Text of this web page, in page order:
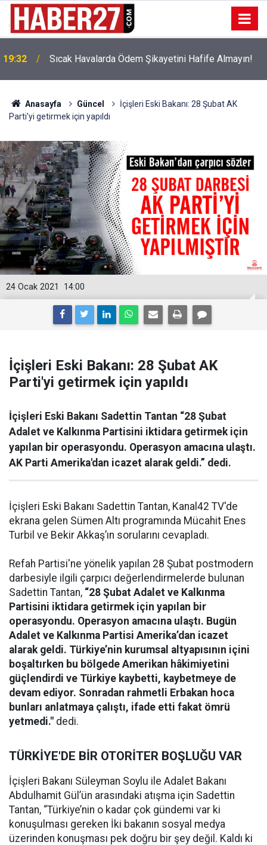
19:32 Sıcak Havalarda Ödem Şikayetini Hafife Almayın!
Anasayfa Güncel
İçişleri Eski Bakanı: 28 Şubat AK
Parti'yi getirmek için yapıldı
14:00
24 Ocak 2021
İçişleri Eski Bakanı: 28 Şubat AK
Parti'yi getirmek için yapıldı
İçişleri Eski Bakanı Sadettin Tantan “28 Şubat
Adalet ve Kalkınma Partisini iktidara getirmek için
yapılan bir operasyondu. Operasyon amacına ulaştı.
AK Parti Amerika'dan icazet alarak geldi.” dedi.
İçişleri Eski Bakanı Sadettin Tantan, Kanal42 TV'de
ekrana gelen Sümen Altı programında Mücahit Enes
Turbil ve Bekir Akkaş’ın sorularını cevapladı.
Refah Partisi'ne yönelik yapılan 28 Şubat postmodern
darbesiyle ilgili çarpıcı değerlendirmelerde bulunan
Sadettin Tantan, “28 Şubat Adalet ve Kalkınma
Partisini iktidara getirmek için yapılan bir
operasyondu. Operasyon amacına ulaştı. Bugün
Adalet ve Kalkınma Partisi Amerika’dan icazet
alarak geldi. Türkiye’nin kurumsal altyapısının içini
boşaltırken bu bölgede Amerikan hâkimiyetini
güçlendirdi ve Türkiye kaybetti, kaybetmeye de
devam ediyor. Sonradan rahmetli Erbakan hoca
bunları anlatmaya çalıştı, ifade etti fakat ömrü
yetmedi." dedi.
TÜRKİYE'DE BİR OTORİTER BOŞLUĞU VAR
İçişleri Bakanı Süleyman Soylu ile Adalet Bakanı
Abdulhamit Gül’ün arasındaki atışma için Sadettin
Tantan, “Türkiye’nin o kadar çok gündemi var ki
konuşulması gereken İki bakanın sosyal medya
üzerinden konuşması pek doğru bir şey değil. Kaldı ki